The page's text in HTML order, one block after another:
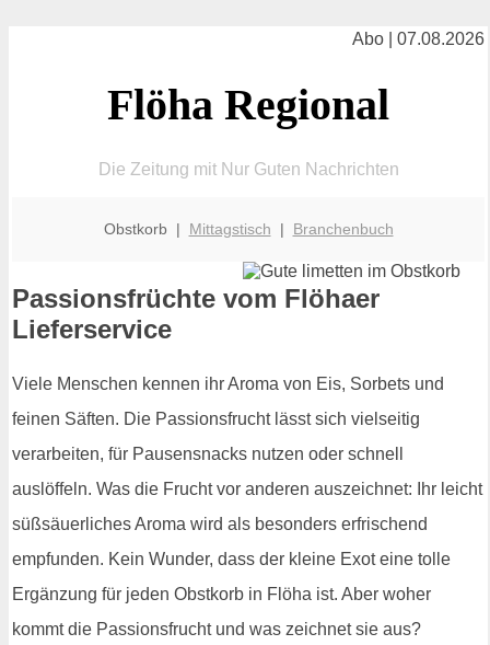
Abo | 07.08.2026
Flöha Regional
Die Zeitung mit Nur Guten Nachrichten
Obstkorb | Mittagstisch | Branchenbuch
Passionsfrüchte vom Flöhaer
Lieferservice
Viele Menschen kennen ihr Aroma von Eis, Sorbets und
feinen Säften. Die Passionsfrucht lässt sich vielseitig
verarbeiten, für Pausensnacks nutzen oder schnell
auslöffeln. Was die Frucht vor anderen auszeichnet: Ihr leicht
süßsäuerliches Aroma wird als besonders erfrischend
empfunden. Kein Wunder, dass der kleine Exot eine tolle
Ergänzung für jeden Obstkorb in Flöha ist. Aber woher
kommt die Passionsfrucht und was zeichnet sie aus?